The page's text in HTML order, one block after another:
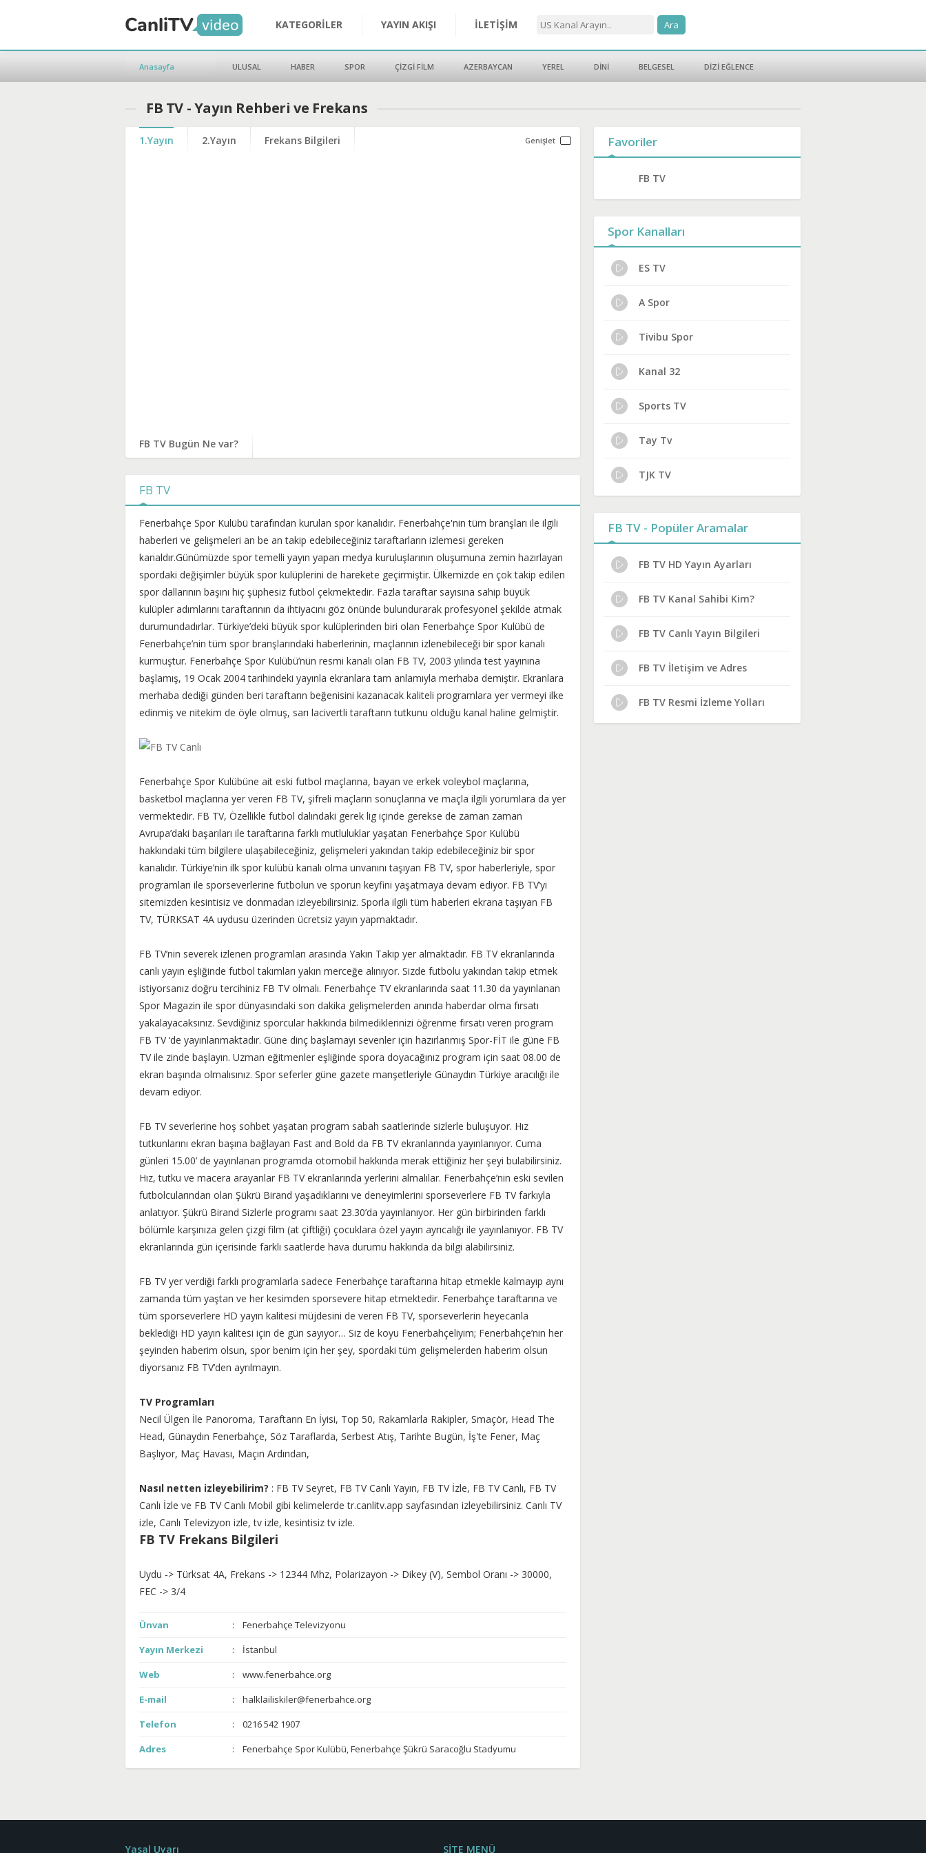
KATEGORİLER YAYIN AKIŞI İLETİŞİM
Anasayfa ULUSAL HABER SPOR ÇİZGİ FİLM AZERBAYCAN YEREL DİNİ BELGESEL DİZİ EĞLENCE
FB TV - Yayın Rehberi ve Frekans
1.Yayın 2.Yayın Frekans Bilgileri
FB TV Bugün Ne var?
Favoriler
FB TV
Spor Kanalları
ES TV
A Spor
Tivibu Spor
Kanal 32
Sports TV
Tay Tv
TJK TV
FB TV - Popüler Aramalar
FB TV HD Yayın Ayarları
FB TV Kanal Sahibi Kim?
FB TV Canlı Yayın Bilgileri
FB TV İletişim ve Adres
FB TV Resmi İzleme Yolları
FB TV
Fenerbahçe Spor Kulübü tarafından kurulan spor kanalıdır. Fenerbahçe'nin tüm branşları ile ilgili
haberleri ve gelişmeleri an be an takip edebileceğiniz taraftarların izlemesi gereken
kanaldır.Günümüzde spor temelli yayın yapan medya kuruluşlarının oluşumuna zemin hazırlayan
spordaki değişimler büyük spor kulüplerini de harekete geçirmiştir. Ülkemizde en çok takip edilen
spor dallarının başını hiç şüphesiz futbol çekmektedir. Fazla taraftar sayısına sahip büyük
kulüpler adımlarını taraftarının da ihtiyacını göz önünde bulundurarak profesyonel şekilde atmak
durumundadırlar. Türkiye’deki büyük spor kulüplerinden biri olan Fenerbahçe Spor Kulübü de
Fenerbahçe’nin tüm spor branşlarındaki haberlerinin, maçlarının izlenebileceği bir spor kanalı
kurmuştur. Fenerbahçe Spor Kulübü’nün resmi kanalı olan FB TV, 2003 yılında test yayınına
başlamış, 19 Ocak 2004 tarihindeki yayınla ekranlara tam anlamıyla merhaba demiştir. Ekranlara
merhaba dediği günden beri taraftarın beğenisini kazanacak kaliteli programlara yer vermeyi ilke
edinmiş ve nitekim de öyle olmuş, sarı lacivertli taraftarın tutkunu olduğu kanal haline gelmiştir.
Fenerbahçe Spor Kulübüne ait eski futbol maçlarına, bayan ve erkek voleybol maçlarına,
basketbol maçlarına yer veren FB TV, şifreli maçların sonuçlarına ve maçla ilgili yorumlara da yer
vermektedir. FB TV, Özellikle futbol dalındaki gerek lig içinde gerekse de zaman zaman
Avrupa’daki başarıları ile taraftarına farklı mutluluklar yaşatan Fenerbahçe Spor Kulübü
hakkındaki tüm bilgilere ulaşabileceğiniz, gelişmeleri yakından takip edebileceğiniz bir spor
kanalıdır. Türkiye’nin ilk spor kulübü kanalı olma unvanını taşıyan FB TV, spor haberleriyle, spor
programları ile sporseverlerine futbolun ve sporun keyfini yaşatmaya devam ediyor. FB TV’yi
sitemizden kesintisiz ve donmadan izleyebilirsiniz. Sporla ilgili tüm haberleri ekrana taşıyan FB
TV, TÜRKSAT 4A uydusu üzerinden ücretsiz yayın yapmaktadır.
FB TV’nin severek izlenen programları arasında Yakın Takip yer almaktadır. FB TV ekranlarında
canlı yayın eşliğinde futbol takımları yakın merceğe alınıyor. Sizde futbolu yakından takip etmek
istiyorsanız doğru tercihiniz FB TV olmalı. Fenerbahçe TV ekranlarında saat 11.30 da yayınlanan
Spor Magazin ile spor dünyasındaki son dakika gelişmelerden anında haberdar olma fırsatı
yakalayacaksınız. Sevdiğiniz sporcular hakkında bilmediklerinizi öğrenme fırsatı veren program
FB TV ‘de yayınlanmaktadır. Güne dinç başlamayı sevenler için hazırlanmış Spor-FİT ile güne FB
TV ile zinde başlayın. Uzman eğitmenler eşliğinde spora doyacağınız program için saat 08.00 de
ekran başında olmalısınız. Spor seferler güne gazete manşetleriyle Günaydın Türkiye aracılığı ile
devam ediyor.
FB TV severlerine hoş sohbet yaşatan program sabah saatlerinde sizlerle buluşuyor. Hız
tutkunlarını ekran başına bağlayan Fast and Bold da FB TV ekranlarında yayınlanıyor. Cuma
günleri 15.00’ de yayınlanan programda otomobil hakkında merak ettiğiniz her şeyi bulabilirsiniz.
Hız, tutku ve macera arayanlar FB TV ekranlarında yerlerini almalılar. Fenerbahçe’nin eski sevilen
futbolcularından olan Şükrü Birand yaşadıklarını ve deneyimlerini sporseverlere FB TV farkıyla
anlatıyor. Şükrü Birand Sizlerle programı saat 23.30’da yayınlanıyor. Her gün birbirinden farklı
bölümle karşınıza gelen çizgi film (at çiftliği) çocuklara özel yayın ayrıcalığı ile yayınlanıyor. FB TV
ekranlarında gün içerisinde farklı saatlerde hava durumu hakkında da bilgi alabilirsiniz.
FB TV yer verdiği farklı programlarla sadece Fenerbahçe taraftarına hitap etmekle kalmayıp aynı
zamanda tüm yaştan ve her kesimden sporsevere hitap etmektedir. Fenerbahçe taraftarına ve
tüm sporseverlere HD yayın kalitesi müjdesini de veren FB TV, sporseverlerin heyecanla
beklediği HD yayın kalitesi için de gün sayıyor… Siz de koyu Fenerbahçeliyim; Fenerbahçe’nin her
şeyinden haberim olsun, spor benim için her şey, spordaki tüm gelişmelerden haberim olsun
diyorsanız FB TV’den ayrılmayın.
TV Programları
Necil Ülgen İle Panoroma, Taraftarın En İyisi, Top 50, Rakamlarla Rakipler, Smaçör, Head The
Head, Günaydın Fenerbahçe, Söz Taraflarda, Serbest Atış, Tarihte Bugün, İş'te Fener, Maç
Başlıyor, Maç Havası, Maçın Ardından,
Nasıl netten izleyebilirim? : FB TV Seyret, FB TV Canlı Yayın, FB TV İzle, FB TV Canlı, FB TV
Canlı İzle ve FB TV Canlı Mobil gibi kelimelerde tr.canlitv.app sayfasından izleyebilirsiniz. Canlı TV
izle, Canlı Televizyon izle, tv izle, kesintisiz tv izle.
FB TV Frekans Bilgileri
Uydu -> Türksat 4A, Frekans -> 12344 Mhz, Polarizayon -> Dikey (V), Sembol Oranı -> 30000,
FEC -> 3/4
Ünvan
Fenerbahçe Televizyonu
Yayın Merkezi
İstanbul
Web
www.fenerbahce.org
E-mail
halklailiskiler@fenerbahce.org
Telefon
0216 542 1907
Adres
Fenerbahçe Spor Kulübü, Fenerbahçe Şükrü Saracoğlu Stadyumu
Yasal Uyarı SİTE MENÜ